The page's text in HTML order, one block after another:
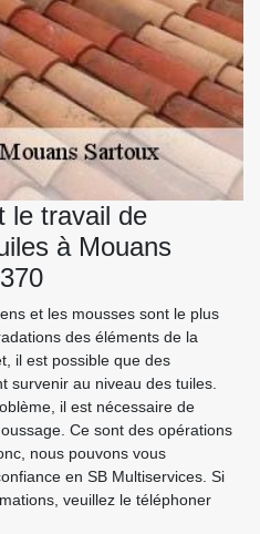
le travail de
à Mouans
et les mousses sont le plus
des éléments de la
il est possible que des
survenir au niveau des tuiles.
il est nécessaire de
Ce sont des opérations
nous pouvons vous
en SB Multiservices. Si
veuillez le téléphoner